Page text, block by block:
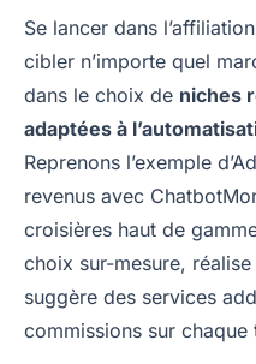
Se lancer dans
cibler n’importe quel
dans le choix de niches
adaptées à
Reprenons l’exemple
revenus avec
croisières haut de
choix sur-mesure,
suggère des services
commissions sur chaque